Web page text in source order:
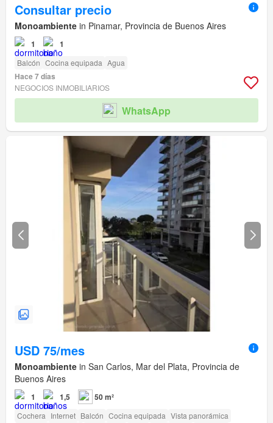
Consultar precio
Monoambiente in Pinamar, Provincia de Buenos Aires
1 1
Balcón Cocina equipada Agua
Hace 7 días
NEGOCIOS INMOBILIARIOS
WhatsApp
USD 75/mes
Monoambiente in San Carlos, Mar del Plata, Provincia de
Buenos Aires
1 1,5 50 m²
Cochera Internet Balcón Cocina equipada Vista panorámica